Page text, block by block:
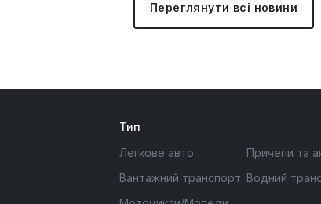
Переглянути всі новини
Тип
Легкове авто
Вантажний транспорт
Причепи та
Водний